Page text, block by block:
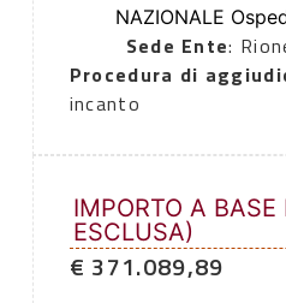
NAZIONALE
Sede Ente:
Procedura di
incanto
IMPORTO A BASE
ESCLUSA)
€ 371.089,89